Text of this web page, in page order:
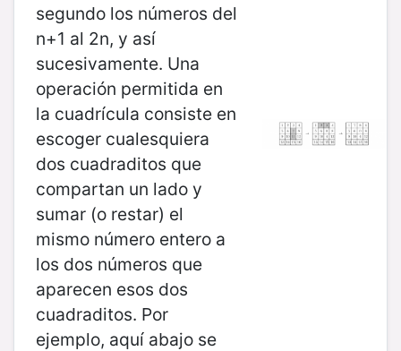
segundo los números del
n+1 al 2n, y así
sucesivamente. Una
operación permitida en
la cuadrícula consiste en
escoger cualesquiera
dos cuadraditos que
compartan un lado y
sumar (o restar) el
mismo número entero a
los dos números que
aparecen esos dos
cuadraditos. Por
ejemplo, aquí abajo se